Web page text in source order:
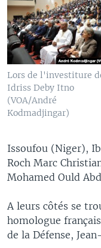
Lors de l'investiture
Idriss Deby Itno
(VOA/André
Kodmadjingar)
Issoufou (Niger),
Roch Marc
Mohamed Ould
A leurs côtés se
homologue
de la Défense,